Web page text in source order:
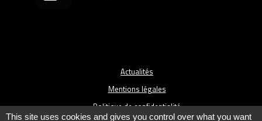
Actualités
Mentions légales
Politique de confidentialité
This site uses cookies and gives you control over what you want